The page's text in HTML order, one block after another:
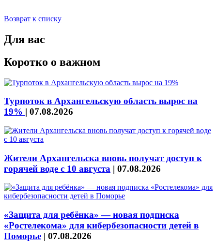
Возврат к списку
Для вас
Коротко о важном
Турпоток в Архангельскую область вырос на
19% | 07.08.2026
Жители Архангельска вновь получат доступ к
горячей воде с 10 августа | 07.08.2026
«Защита для ребёнка» — новая подписка
«Ростелекома» для кибербезопасности детей в
Поморье | 07.08.2026